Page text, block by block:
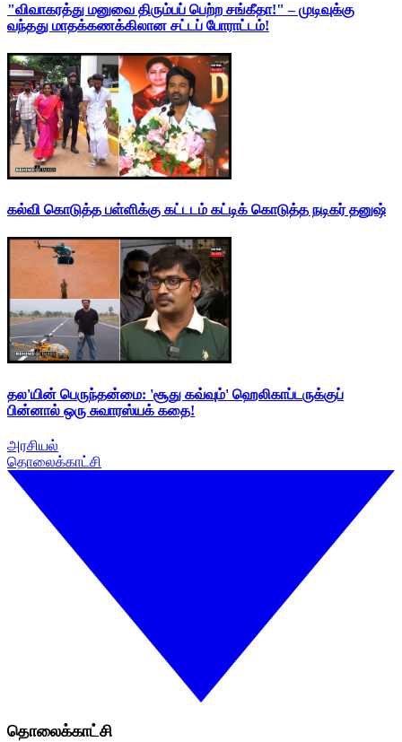
"விவாகரத்து மனுவை திரும்பப் பெற்ற சங்கீதா!" – முடிவுக்கு
வந்தது மாதக்கணக்கிலான சட்டப் போராட்டம்!
கல்வி கொடுத்த பள்ளிக்கு கட்டடம் கட்டிக் கொடுத்த நடிகர் தனுஷ்
தல'யின் பெருந்தன்மை: 'சூது கவ்வும்' ஹெலிகாப்டருக்குப்
பின்னால் ஒரு சுவாரஸ்யக் கதை!
அரசியல்
தொலைக்காட்சி
தொலைக்காட்சி